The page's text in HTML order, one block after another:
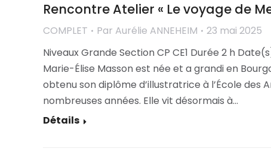
Rencontre Atelier « Le voyage de
COMPLET Par Aurélie ANNEHEIM
23 mai 2025
Niveaux Grande Section CP CE1 Durée 2 h
Marie-Élise Masson est née et a grandi en
obtenu son diplôme d’illustratrice à l’École des
nombreuses années. Elle vit désormais à…
Détails